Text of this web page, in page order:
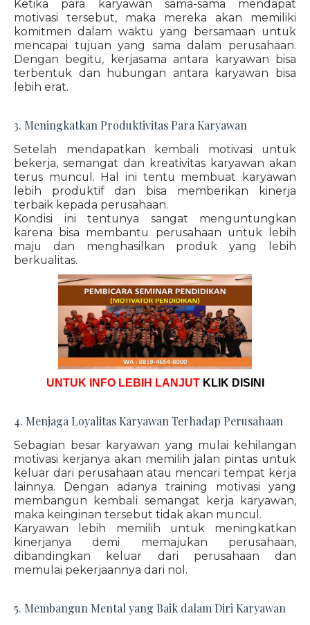
Ketika para karyawan sama-sama mendapat
motivasi tersebut, maka mereka akan memiliki
komitmen dalam waktu yang bersamaan untuk
mencapai tujuan yang sama dalam perusahaan.
Dengan begitu, kerjasama antara karyawan bisa
terbentuk dan hubungan antara karyawan bisa
lebih erat.
3. Meningkatkan Produktivitas Para Karyawan
Setelah mendapatkan kembali motivasi untuk
bekerja, semangat dan kreativitas karyawan akan
terus muncul. Hal ini tentu membuat karyawan
lebih produktif dan bisa memberikan kinerja
terbaik kepada perusahaan.
Kondisi ini tentunya sangat menguntungkan
karena bisa membantu perusahaan untuk lebih
maju dan menghasilkan produk yang lebih
berkualitas.
UNTUK INFO LEBIH LANJUT KLIK DISINI
4. Menjaga Loyalitas Karyawan Terhadap Perusahaan
Sebagian besar karyawan yang mulai kehilangan
motivasi kerjanya akan memilih jalan pintas untuk
keluar dari perusahaan atau mencari tempat kerja
lainnya. Dengan adanya training motivasi yang
membangun kembali semangat kerja karyawan,
maka keinginan tersebut tidak akan muncul.
Karyawan lebih memilih untuk meningkatkan
kinerjanya demi memajukan perusahaan,
dibandingkan keluar dari perusahaan dan
memulai pekerjaannya dari nol.
5. Membangun Mental yang Baik dalam Diri Karyawan